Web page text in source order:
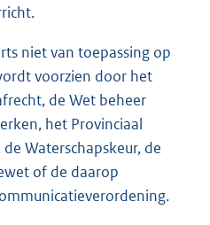
niet van toepassing op
voorzien door het
de Wet beheer
het Provinciaal
Waterschapskeur, de
of de daarop